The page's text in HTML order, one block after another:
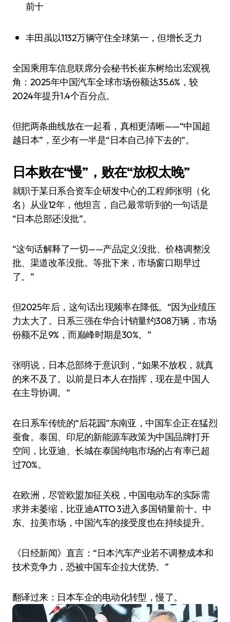
前十
丰田虽以1132万辆守住全球第一，但增长乏力
全国乘用车信息联席分会秘书长崔东树给出宏观视
角：2025年中国汽车全球市场份额达35.6%，较
2024年提升1.4个百分点。
但把两条曲线放在一起看，真相更清晰——“中国超
越日本”，至少有一半是“日本自己掉下去的”。
日本败在“慢”，败在“放权太晚”
就职于某日系合资车企研发中心的工程师张明（化
名）从业12年，他坦言，自己最常听到的一句话是
“日本总部还没批”。
“这句话解释了一切——产品定义没批、价格调整没
批、渠道改革没批。等批下来，市场窗口期早过
了。”
但2025年后，这句话出现频率在降低。“因为业绩压
力太大了。日系三强在华合计销量约308万辆，市场
份额不足9%，而巅峰时期是30%。”
张明说，日本总部终于意识到，“如果不放权，就真
的来不及了。以前是日本人在指挥，现在是中国人
在主导协调。”
在日系车传统的“后花园”东南亚，中国车企正在猛烈
蚕食。泰国、印尼的新能源车政策为中国品牌打开
空间，比亚迪、长城在泰国纯电市场的占有率已超
过70%。
在欧洲，尽管欧盟加征关税，中国电动车的实际需
求并未萎缩，比亚迪ATTO 3进入多国销量前十。中
东、拉美市场，中国汽车的接受度也在持续提升。
《日经新闻》直言：“日本汽车产业若不调整成本和
技术竞争力，恐被中国车企拉大优势。”
翻译过来：日本车企的电动化转型，慢了。